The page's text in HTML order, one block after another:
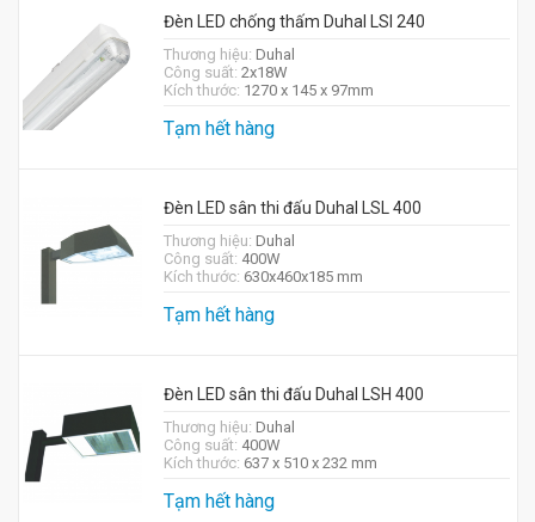
Đèn LED chống thấm Duhal LSI 240
Thương hiệu: Duhal
Công suất: 2x18W
Kích thước: 1270 x 145 x 97mm
Tạm hết hàng
Đèn LED sân thi đấu Duhal LSL 400
Thương hiệu: Duhal
Công suất: 400W
Kích thước: 630x460x185 mm
Tạm hết hàng
Đèn LED sân thi đấu Duhal LSH 400
Thương hiệu: Duhal
Công suất: 400W
Kích thước: 637 x 510 x 232 mm
Tạm hết hàng